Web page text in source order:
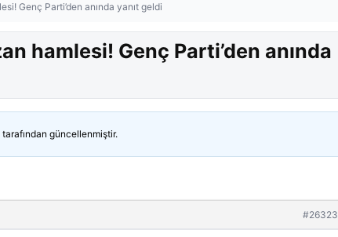
Genç Parti’den anında yanıt geldi
hamlesi! Genç Parti’den anında
tarafından güncellenmiştir.
#26323